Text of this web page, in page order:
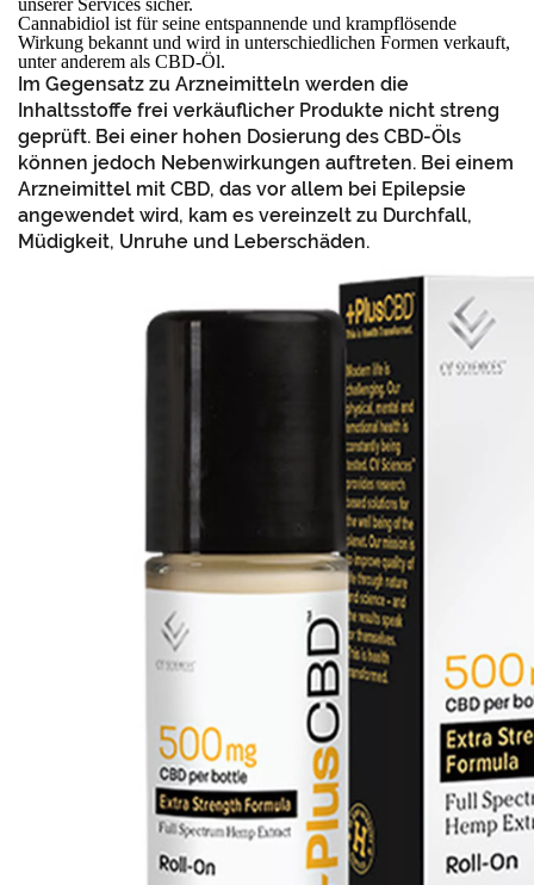
Cannabidiol ist für seine entspannende und krampflösende
Wirkung bekannt und wird in unterschiedlichen Formen verkauft,
unter anderem als CBD-Öl.
Im Gegensatz zu Arzneimitteln werden die
Inhaltsstoffe frei verkäuflicher Produkte nicht streng
geprüft. Bei einer hohen Dosierung des CBD-Öls
können jedoch Nebenwirkungen auftreten. Bei einem
Arzneimittel mit CBD, das vor allem bei Epilepsie
angewendet wird, kam es vereinzelt zu Durchfall,
Müdigkeit, Unruhe und Leberschäden.